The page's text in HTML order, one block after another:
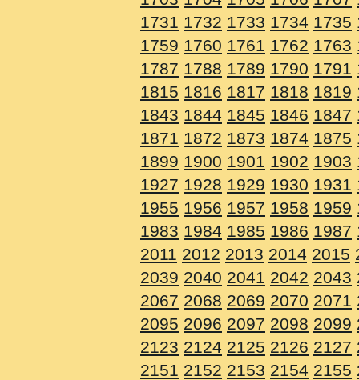
1731 1732 1733 1734 1735
1759 1760 1761 1762 1763
1787 1788 1789 1790 1791
1815 1816 1817 1818 1819
1843 1844 1845 1846 1847
1871 1872 1873 1874 1875
1899 1900 1901 1902 1903
1927 1928 1929 1930 1931
1955 1956 1957 1958 1959
1983 1984 1985 1986 1987
2011 2012 2013 2014 2015
2039 2040 2041 2042 2043
2067 2068 2069 2070 2071
2095 2096 2097 2098 2099
2123 2124 2125 2126 2127
2151 2152 2153 2154 2155